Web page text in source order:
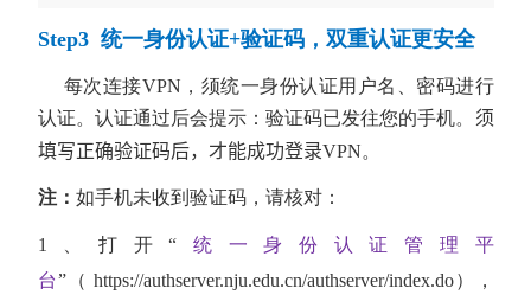
Step3 统一身份认证+验证码，双重认证更安全
每次连接VPN，须统一身份认证用户名、密码进行
认证。 认证通过后会提示：验证码已发往您的手机。 须
填写正确验证码后，才能成功登录VPN。
注： 如手机未收到验证码，请核对：
1、打开“ 统一身份认证管理平
台”（ https://authserver.nju.edu.cn/authserver/index.do），